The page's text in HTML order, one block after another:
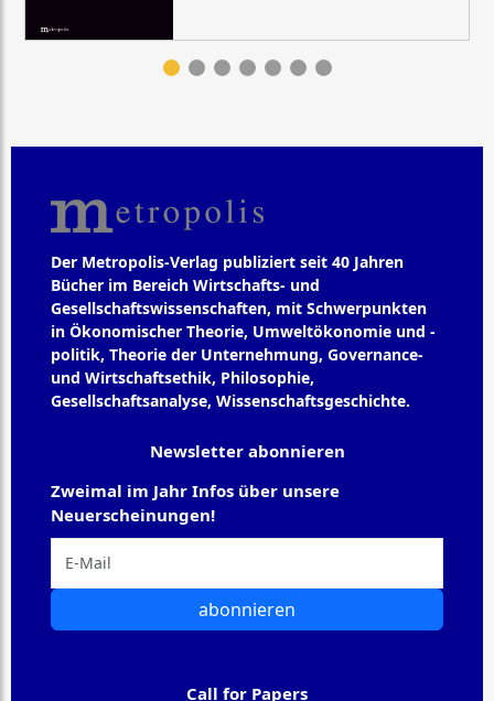
Der Metropolis-Verlag publiziert seit 40 Jahren
Bücher im Bereich Wirtschafts- und
Gesellschaftswissenschaften, mit Schwerpunkten
in Ökonomischer Theorie, Umweltökonomie und -
politik, Theorie der Unternehmung, Governance-
und Wirtschaftsethik, Philosophie,
Gesellschaftsanalyse, Wissenschaftsgeschichte.
Newsletter abonnieren
Zweimal im Jahr Infos über unsere
Neuerscheinungen!
abonnieren
Call for Papers